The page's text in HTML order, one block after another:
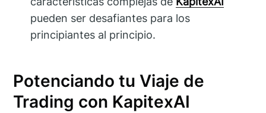
pueden ser desafiantes para los
principiantes al principio.
Potenciando tu Viaje de
Trading con KapitexAI